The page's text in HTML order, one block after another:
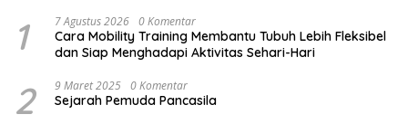
1 7 Agustus 2026 0 Komentar
Cara Mobility Training Membantu Tubuh Lebih Fleksibel
dan Siap Menghadapi Aktivitas Sehari-Hari
2 9 Maret 2025 0 Komentar
Sejarah Pemuda Pancasila